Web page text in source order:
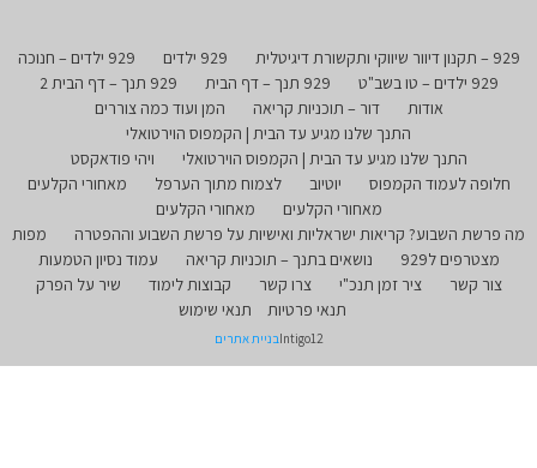
929 – תקנון דיוור שיווקי ותקשורת דיגיטלית 929 ילדים
929 ילדים – חנוכה
929 ילדים – טו בשב"ט
929 תנך – דף הבית
929 תנך – דף הבית 2
אודות
דור – תוכניות קריאה
המן ועוד כמה צוררים
התנך שלנו מגיע עד הבית | הקמפוס הוירטואלי
התנך שלנו מגיע עד הבית | הקמפוס הוירטואלי
ויהי פודאקסט
חלופה לעמוד הקמפוס
יוטיוב לצמוח מתוך הערפל
מאחורי הקלעים
מאחורי הקלעים
מאחורי הקלעים
מה פרשת השבוע? קריאות ישראליות ואישיות על פרשת השבוע וההפטרה
מפות
מצטרפים ל929
נושאים בתנך – תוכניות קריאה
עמוד נסיון הטמעות
צור קשר
ציר זמן תנכ"י צרו קשר קבוצות לימוד
שיר על הפרק
תנאי פרטיות
תנאי שימוש
Intigo12בניית אתרים